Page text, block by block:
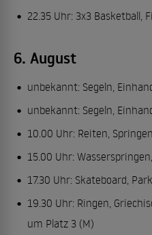
22.35 Uhr: 3x3 Basketball,
6. August
unbekannt: Segeln,
unbekannt: Segeln,
10.00 Uhr: Reiten,
15.00 Uhr:
17.30 Uhr: Skateboard,
19.30 Uhr: Ringen,
um Platz 3 (M)